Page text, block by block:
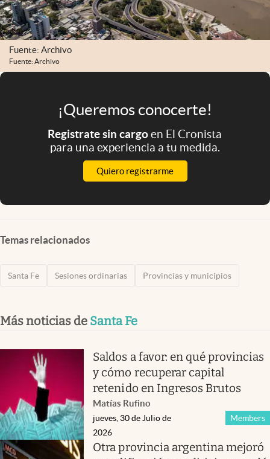
El Cronista Studio
Mediakit
abre en nueva pestaña
Argentina
Fuente: Archivo
Fuente: Archivo
¡Queremos conocerte!
Registrate sin cargoen El Cronista
para una experiencia a tu medida.
Quiero registrarme
Temas relacionados
Santa Fe Sesiones ordinarias Provincias y municipios
Más noticias de Santa Fe
Saldos a favor: en qué provincias
y cómo recuperar capital
retenido en Ingresos Brutos
Matías Rufino
Members
jueves, 30 de Julio de
2026
Otra provincia argentina mejoró